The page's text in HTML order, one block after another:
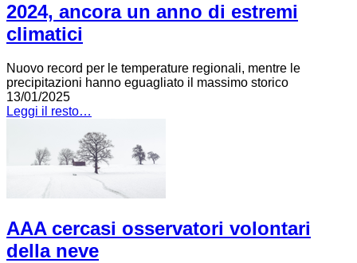
2024, ancora un anno di estremi
climatici
Nuovo record per le temperature regionali, mentre le
precipitazioni hanno eguagliato il massimo storico
13/01/2025
Leggi il resto…
AAA cercasi osservatori volontari
della neve